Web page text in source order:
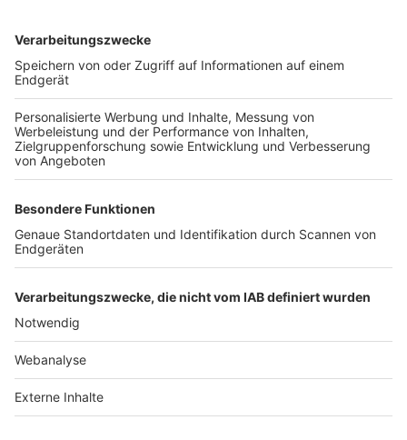
TOP-VEREINE
TOP-PARTNER
Nutzungsbedingungen Datenschutz Impressum